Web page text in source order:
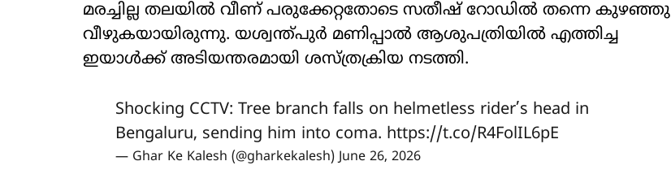
മരച്ചില്ല തലയിൽ വീണ് പരുക്കേറ്റതോടെ സതീഷ് റോഡിൽ തന്നെ കുഴഞ്ഞു
വീഴുകയായിരുന്നു. യശ്വന്ത്പുർ മണിപ്പാൽ ആശുപത്രിയിൽ എത്തിച്ച
ഇയാൾക്ക് അടിയന്തരമായി ശസ്ത്രക്രിയ നടത്തി.
Shocking CCTV: Tree branch falls on helmetless rider’s head in
Bengaluru, sending him into coma. https://t.co/R4FolIL6pE
— Ghar Ke Kalesh (@gharkekalesh)June 26, 2026